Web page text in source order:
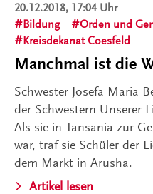
20.12.2018, 17:04 Uhr
Bildung
Orden und
Kreisdekanat Coesfeld
Manchmal ist die
Schwester Josefa Maria
der Schwestern Unserer
Als sie in Tansania zur
war, traf sie Schüler der
dem Markt in Arusha.
Artikel lesen